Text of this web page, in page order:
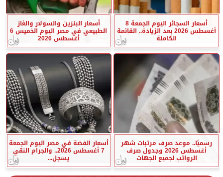
أسعار السجائر اليوم الجمعة 8
أغسطس 2026 بعد الزيادة.. القائمة
الكاملة
أسعار البنزين والسولار والغاز
الطبيعي في مصر اليوم الخميس 6
أغسطس 2026
رسميًا.. موعد صرف مرتبات شهر
أغسطس 2026 وجدول صرف
الرواتب لجميع الجهات
أسعار الفضة في مصر اليوم الجمعة
7 أغسطس 2026.. والجرام النقي
يسجل...